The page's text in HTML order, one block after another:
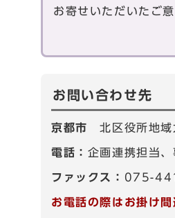
お寄せいただいたご
お問い合わせ先
京都市北区役所地
電話： 企画連携担当
ファックス： 075-
お電話の際はお掛け